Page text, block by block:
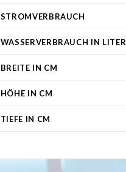
STROMVERBRAUCH
WASSERVERBRAUCH IN LITER
BREITE IN CM
HÖHE IN CM
TIEFE IN CM